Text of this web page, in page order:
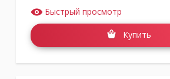
Быстрый просмотр
Купить